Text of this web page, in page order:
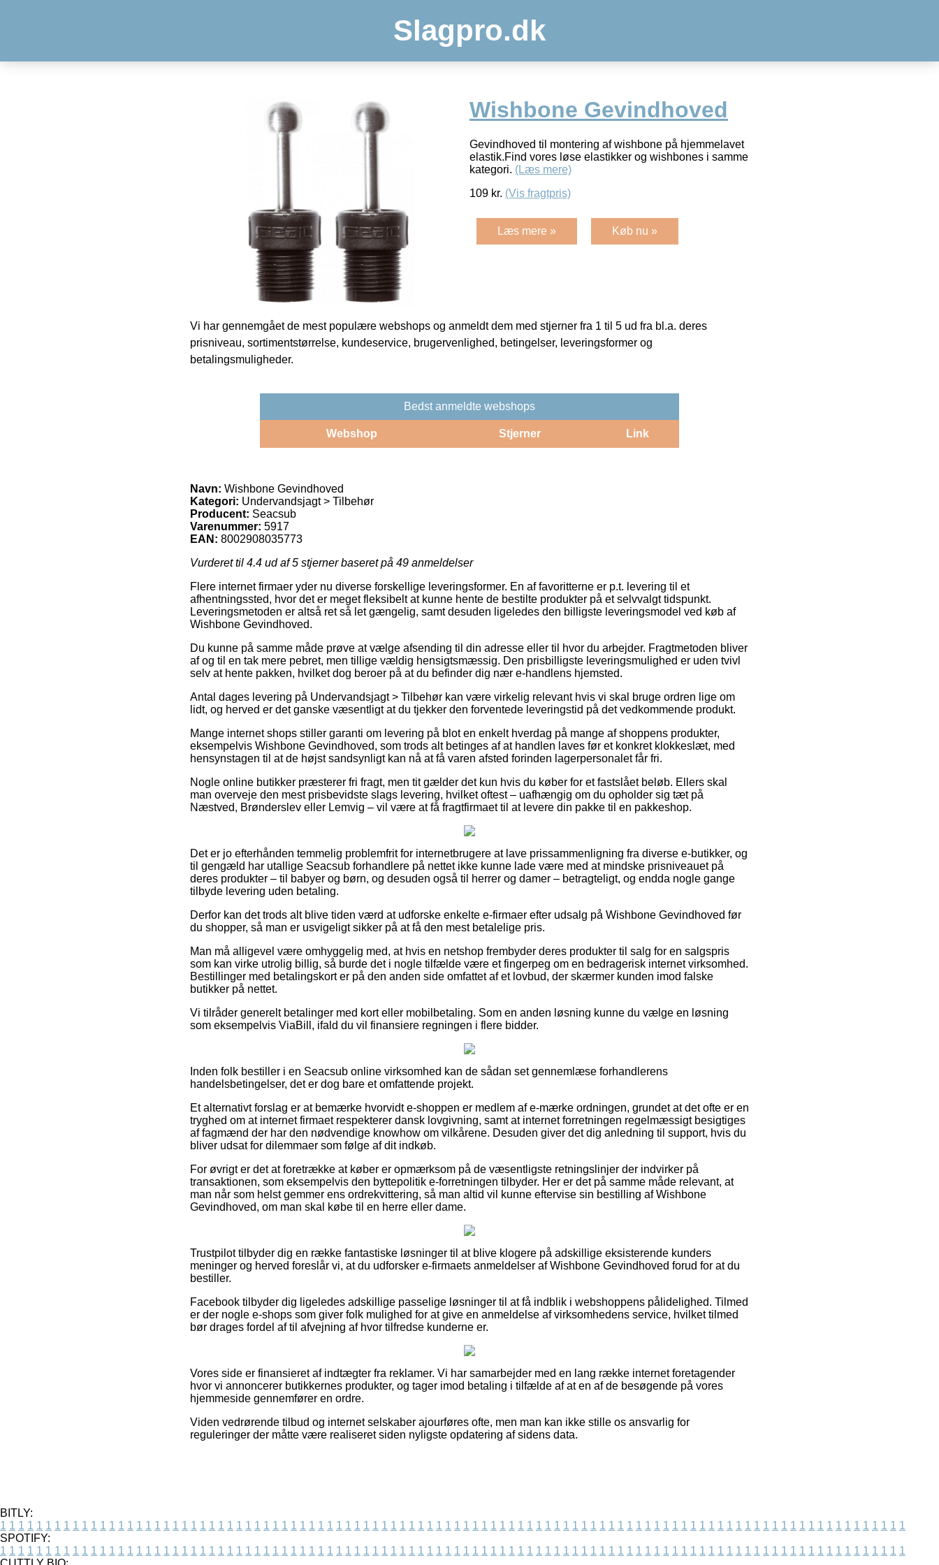
Slagpro.dk
Wishbone Gevindhoved
Gevindhoved til montering af wishbone på hjemmelavet
elastik.Find vores løse elastikker og wishbones i samme
kategori. (Læs mere)
109 kr. (Vis fragtpris)
Læs mere » Køb nu »
Vi har gennemgået de mest populære webshops og anmeldt dem med stjerner fra 1 til 5 ud fra bl.a. deres
prisniveau, sortimentstørrelse, kundeservice, brugervenlighed, betingelser, leveringsformer og
betalingsmuligheder.
Bedst anmeldte webshops
Webshop Stjerner Link
Navn: Wishbone Gevindhoved
Kategori: Undervandsjagt > Tilbehør
Producent: Seacsub
Varenummer: 5917
EAN: 8002908035773
Vurderet til 4.4 ud af 5 stjerner baseret på 49 anmeldelser
Flere internet firmaer yder nu diverse forskellige leveringsformer. En af favoritterne er p.t. levering til et
afhentningssted, hvor det er meget fleksibelt at kunne hente de bestilte produkter på et selvvalgt tidspunkt.
Leveringsmetoden er altså ret så let gængelig, samt desuden ligeledes den billigste leveringsmodel ved køb af
Wishbone Gevindhoved.
Du kunne på samme måde prøve at vælge afsending til din adresse eller til hvor du arbejder. Fragtmetoden bliver
af og til en tak mere pebret, men tillige vældig hensigtsmæssig. Den prisbilligste leveringsmulighed er uden tvivl
selv at hente pakken, hvilket dog beroer på at du befinder dig nær e-handlens hjemsted.
Antal dages levering på Undervandsjagt > Tilbehør kan være virkelig relevant hvis vi skal bruge ordren lige om
lidt, og herved er det ganske væsentligt at du tjekker den forventede leveringstid på det vedkommende produkt.
Mange internet shops stiller garanti om levering på blot en enkelt hverdag på mange af shoppens produkter,
eksempelvis Wishbone Gevindhoved, som trods alt betinges af at handlen laves før et konkret klokkeslæt, med
hensynstagen til at de højst sandsynligt kan nå at få varen afsted forinden lagerpersonalet får fri.
Nogle online butikker præsterer fri fragt, men tit gælder det kun hvis du køber for et fastslået beløb. Ellers skal
man overveje den mest prisbevidste slags levering, hvilket oftest – uafhængig om du opholder sig tæt på
Næstved, Brønderslev eller Lemvig – vil være at få fragtfirmaet til at levere din pakke til en pakkeshop.
Det er jo efterhånden temmelig problemfrit for internetbrugere at lave prissammenligning fra diverse e-butikker, og
til gengæld har utallige Seacsub forhandlere på nettet ikke kunne lade være med at mindske prisniveauet på
deres produkter – til babyer og børn, og desuden også til herrer og damer – betragteligt, og endda nogle gange
tilbyde levering uden betaling.
Derfor kan det trods alt blive tiden værd at udforske enkelte e-firmaer efter udsalg på Wishbone Gevindhoved før
du shopper, så man er usvigeligt sikker på at få den mest betalelige pris.
Man må alligevel være omhyggelig med, at hvis en netshop frembyder deres produkter til salg for en salgspris
som kan virke utrolig billig, så burde det i nogle tilfælde være et fingerpeg om en bedragerisk internet virksomhed.
Bestillinger med betalingskort er på den anden side omfattet af et lovbud, der skærmer kunden imod falske
butikker på nettet.
Vi tilråder generelt betalinger med kort eller mobilbetaling. Som en anden løsning kunne du vælge en løsning
som eksempelvis ViaBill, ifald du vil finansiere regningen i flere bidder.
Inden folk bestiller i en Seacsub online virksomhed kan de sådan set gennemlæse forhandlerens
handelsbetingelser, det er dog bare et omfattende projekt.
Et alternativt forslag er at bemærke hvorvidt e-shoppen er medlem af e-mærke ordningen, grundet at det ofte er en
tryghed om at internet firmaet respekterer dansk lovgivning, samt at internet forretningen regelmæssigt besigtiges
af fagmænd der har den nødvendige knowhow om vilkårene. Desuden giver det dig anledning til support, hvis du
bliver udsat for dilemmaer som følge af dit indkøb.
For øvrigt er det at foretrække at køber er opmærksom på de væsentligste retningslinjer der indvirker på
transaktionen, som eksempelvis den byttepolitik e-forretningen tilbyder. Her er det på samme måde relevant, at
man når som helst gemmer ens ordrekvittering, så man altid vil kunne eftervise sin bestilling af Wishbone
Gevindhoved, om man skal købe til en herre eller dame.
Trustpilot tilbyder dig en række fantastiske løsninger til at blive klogere på adskillige eksisterende kunders
meninger og herved foreslår vi, at du udforsker e-firmaets anmeldelser af Wishbone Gevindhoved forud for at du
bestiller.
Facebook tilbyder dig ligeledes adskillige passelige løsninger til at få indblik i webshoppens pålidelighed. Tilmed
er der nogle e-shops som giver folk mulighed for at give en anmeldelse af virksomhedens service, hvilket tilmed
bør drages fordel af til afvejning af hvor tilfredse kunderne er.
Vores side er finansieret af indtægter fra reklamer. Vi har samarbejder med en lang række internet foretagender
hvor vi annoncerer butikkernes produkter, og tager imod betaling i tilfælde af at en af de besøgende på vores
hjemmeside gennemfører en ordre.
Viden vedrørende tilbud og internet selskaber ajourføres ofte, men man kan ikke stille os ansvarlig for
reguleringer der måtte være realiseret siden nyligste opdatering af sidens data.
BITLY:
1 1 1 1 1 1 1 1 1 1 1 1 1 1 1 1 1 1 1 1 1 1 1 1 1 1 1 1 1 1 1 1 1 1 1 1 1 1 1 1 1 1 1 1 1 1 1 1 1 1 1 1 1 1 1 1 1 1 1 1 1 1 1 1 1 1 1 1 1 1 1 1 1 1 1 1 1 1 1 1 1 1 1 1 1 1 1 1 1 1 1 1 1 1 1 1 1 1 1 1
SPOTIFY:
1 1 1 1 1 1 1 1 1 1 1 1 1 1 1 1 1 1 1 1 1 1 1 1 1 1 1 1 1 1 1 1 1 1 1 1 1 1 1 1 1 1 1 1 1 1 1 1 1 1 1 1 1 1 1 1 1 1 1 1 1 1 1 1 1 1 1 1 1 1 1 1 1 1 1 1 1 1 1 1 1 1 1 1 1 1 1 1 1 1 1 1 1 1 1 1 1 1 1 1